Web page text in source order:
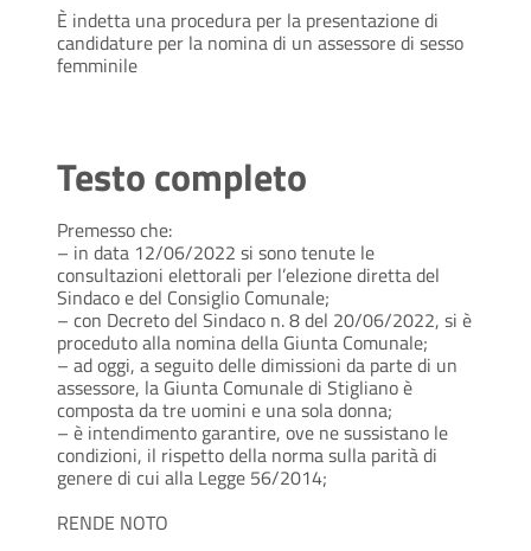
È indetta una procedura per la presentazione di
candidature per la nomina di un assessore di sesso
femminile
Testo completo
Premesso che:
– in data 12/06/2022 si sono tenute le
consultazioni elettorali per l’elezione diretta del
Sindaco e del Consiglio Comunale;
– con Decreto del Sindaco n. 8 del 20/06/2022, si è
proceduto alla nomina della Giunta Comunale;
– ad oggi, a seguito delle dimissioni da parte di un
assessore, la Giunta Comunale di Stigliano è
composta da tre uomini e una sola donna;
– è intendimento garantire, ove ne sussistano le
condizioni, il rispetto della norma sulla parità di
genere di cui alla Legge 56/2014;
RENDE NOTO